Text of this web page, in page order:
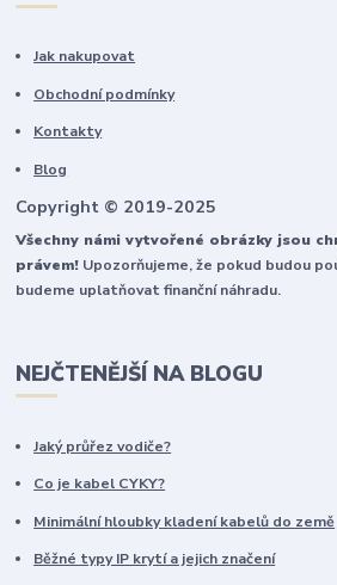
Jak nakupovat
Obchodní podmínky
Kontakty
Blog
Copyright © 2019-2025
Všechny námi vytvořené obrázky jsou
právem! Upozorňujeme, že pokud budou
budeme uplatňovat finanční náhradu.
NEJČTENĚJŠÍ NA BLOGU
Jaký průřez vodiče?
Co je kabel CYKY?
Minimální hloubky kladení kabelů do země
Běžné typy IP krytí a jejich značení